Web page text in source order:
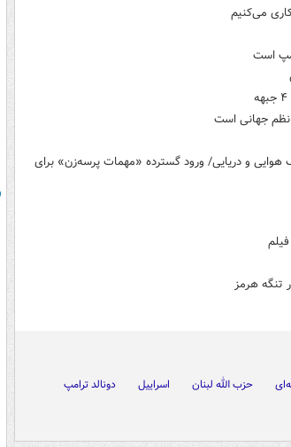
می‌کنیم
نظم جهانی است
هوایی و دریایی/ ورود گسترده «مهمات پرسه‌زن» برای
تنگه هرمز
حزب الله لبنان اسراییل
دونالد ترامپ